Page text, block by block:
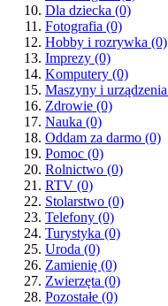
Dla dziecka (0)
Fotografia (0)
Hobby i rozrywka (0)
Imprezy (0)
Komputery (0)
Maszyny i urządzenia
Zdrowie (0)
Nauka (0)
Oddam za darmo (0)
Pomoc (0)
Rolnictwo (0)
RTV (0)
Stolarstwo (0)
Telefony (0)
Turystyka (0)
Uroda (0)
Zamienię (0)
Zwierzęta (0)
Pozostałe (0)